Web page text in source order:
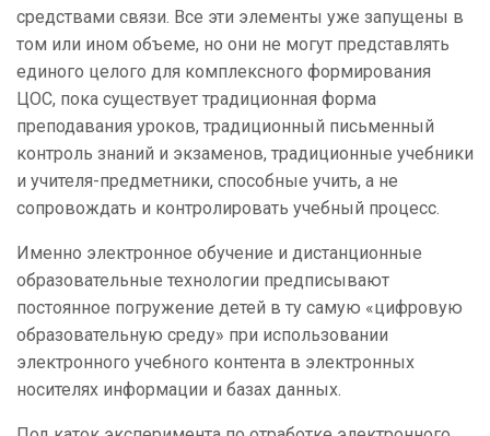
средствами связи. Все эти элементы уже запущены в
том или ином объеме, но они не могут представлять
единого целого для комплексного формирования
ЦОС, пока существует традиционная форма
преподавания уроков, традиционный письменный
контроль знаний и экзаменов, традиционные учебники
и учителя-предметники, способные учить, а не
сопровождать и контролировать учебный процесс.
Именно электронное обучение и дистанционные
образовательные технологии предписывают
постоянное погружение детей в ту самую «цифровую
образовательную среду» при использовании
электронного учебного контента в электронных
носителях информации и базах данных.